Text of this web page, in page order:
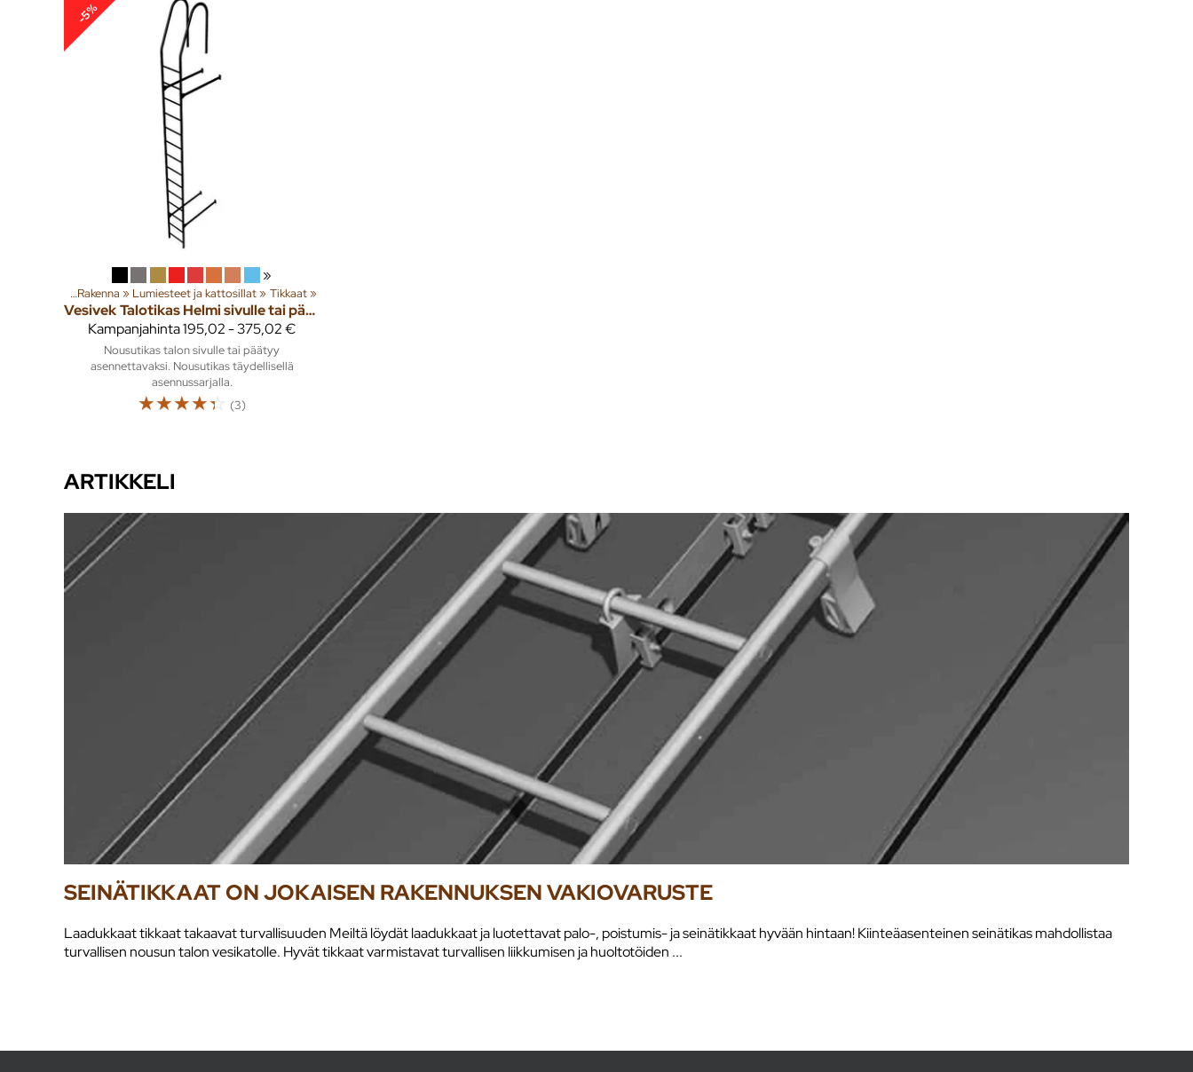
-5%
»
‪»Rakenna ‪» Lumiesteet ja kattosillat‪» Tikkaat‪»
Vesivek
Talotikas Helmi sivulle tai päätyyn asennussarjalla
Kampanjahinta195,02 - 375,02 €
Nousutikas talon sivulle tai päätyy
asennettavaksi. Nousutikas täydellisellä
asennussarjalla.
☆☆☆☆☆ (3)
ARTIKKELI
SEINÄTIKKAAT ON JOKAISEN RAKENNUKSEN VAKIOVARUSTE
Laadukkaat tikkaat takaavat turvallisuuden Meiltä löydät laadukkaat ja luotettavat palo-, poistumis- ja seinätikkaat hyvään hintaan! Kiinteäasenteinen seinätikas mahdollistaa
turvallisen nousun talon vesikatolle. Hyvät tikkaat varmistavat turvallisen liikkumisen ja huoltotöiden ...